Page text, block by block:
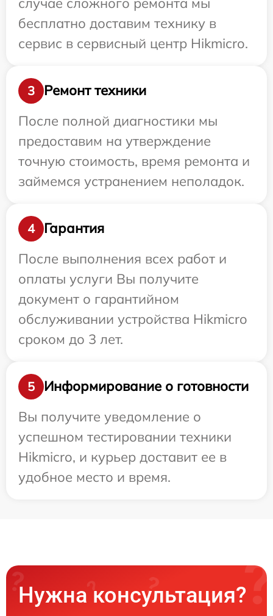
бесплатно доставим технику в
сервис в сервисный центр Hikmicro.
3
Ремонт техники
После полной диагностики мы
предоставим на утверждение
точную стоимость, время ремонта и
займемся устранением неполадок.
4
Гарантия
После выполнения всех работ и
оплаты услуги Вы получите
документ о гарантийном
обслуживании устройства Hikmicro
сроком до 3 лет.
5
Информирование о готовности
Вы получите уведомление о
успешном тестировании техники
Hikmicro, и курьер доставит ее в
удобное место и время.
Нужна консультация?